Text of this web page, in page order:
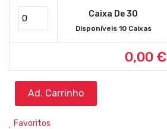
Caixa De 30
Disponíveis 10 Caixas
0,00 €
Ad. Carrinho
Favoritos